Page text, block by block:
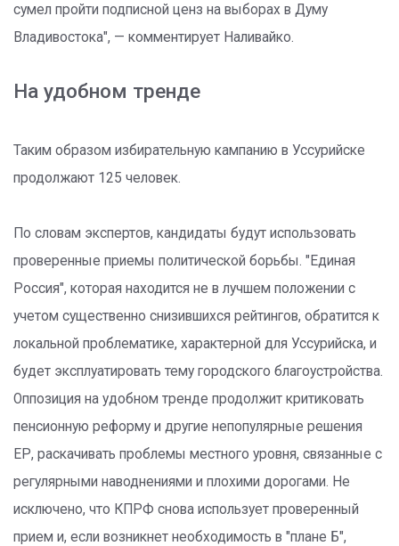
сумел пройти подписной ценз на выборах в Думу
Владивостока", — комментирует Наливайко.
На удобном тренде
Таким образом избирательную кампанию в Уссурийске
продолжают 125 человек.
По словам экспертов, кандидаты будут использовать
проверенные приемы политической борьбы. "Единая
Россия", которая находится не в лучшем положении с
учетом существенно снизившихся рейтингов, обратится к
локальной проблематике, характерной для Уссурийска, и
будет эксплуатировать тему городского благоустройства.
Оппозиция на удобном тренде продолжит критиковать
пенсионную реформу и другие непопулярные решения
ЕР, раскачивать проблемы местного уровня, связанные с
регулярными наводнениями и плохими дорогами. Не
исключено, что КПРФ снова использует проверенный
прием и, если возникнет необходимость в "плане Б",